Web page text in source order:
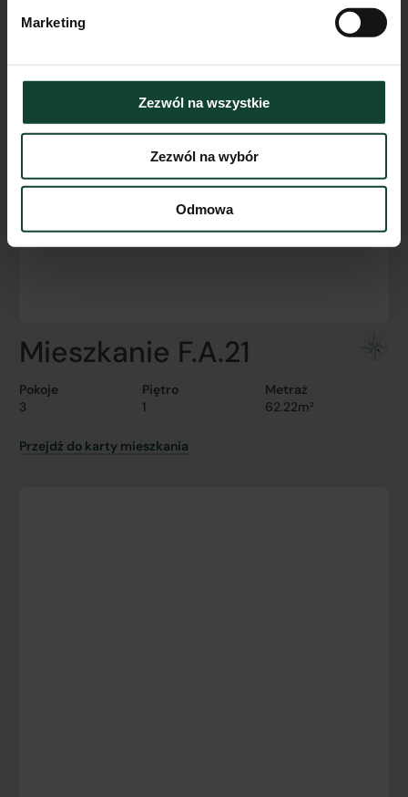
Marketing
Zezwól na wszystkie
Zezwól na wybór
Odmowa
Mieszkanie F.A.21
Pokoje
3
Piętro
1
Metraż
62.22m²
Przejdź do karty mieszkania